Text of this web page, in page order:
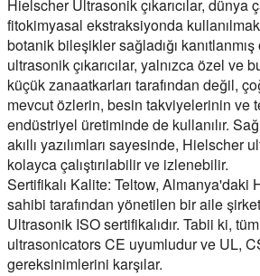
Hielscher Ultrasonik çıkarıcılar, dünya
fitokimyasal ekstraksiyonda
botanik bileşikler sağladığı
ultrasonik çıkarıcılar, yalnızca özel ve
küçük zanaatkarları tarafından değil,
mevcut özlerin, besin takviyelerinin ve
endüstriyel üretiminde de kullanılır.
akıllı yazılımları sayesinde, Hielscher
kolayca çalıştırılabilir ve izlenebilir.
Sertifikalı Kalite: Teltow, Almanya'daki
sahibi tarafından yönetilen bir aile
Ultrasonik ISO sertifikalıdır. Tabii ki,
ultrasonicators CE uyumludur ve UL,
gereksinimlerini karşılar.